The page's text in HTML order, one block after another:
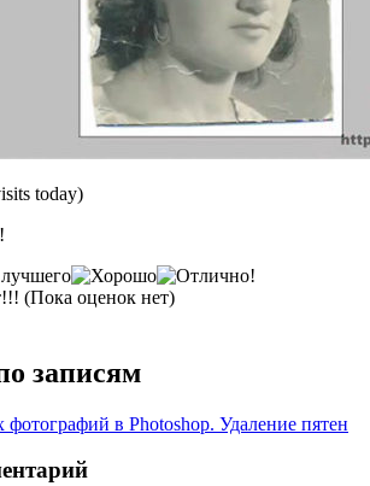
today)
(Пока оценок нет)
записям
фотографий в Photoshop. Удаление пятен